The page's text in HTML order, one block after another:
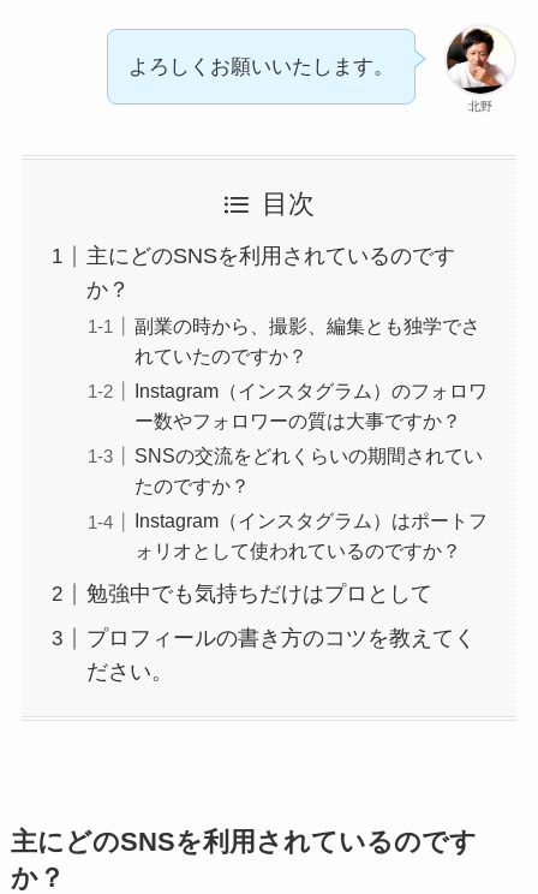
北野
よろしくお願いいたします。
目次
主にどのSNSを利用されているのです
か？
副業の時から、撮影、編集とも独学でさ
れていたのですか？
Instagram（インスタグラム）のフォロワ
ー数やフォロワーの質は大事ですか？
SNSの交流をどれくらいの期間されてい
たのですか？
Instagram（インスタグラム）はポートフ
ォリオとして使われているのですか？
勉強中でも気持ちだけはプロとして
プロフィールの書き方のコツを教えてく
ださい。
主にどのSNSを利用されているのです
か？